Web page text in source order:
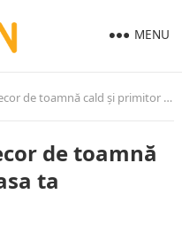
MENU
de toamnă cald și primitor în casa ta
de toamnă
ta